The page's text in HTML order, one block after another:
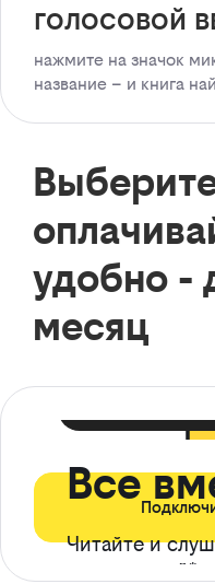
голосовой
нажмите на значок
название – и книга
удобно -
месяц
Все
Читайте и
ограничений*